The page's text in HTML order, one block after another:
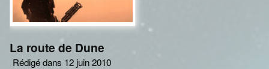
La route de Dune
Rédigé dans 12 juin 2010